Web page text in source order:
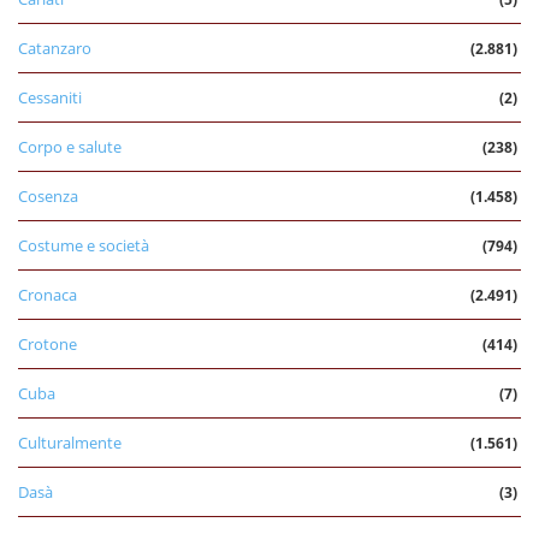
Catanzaro (2.881)
Cessaniti (2)
Corpo e salute (238)
Cosenza (1.458)
Costume e società (794)
Cronaca (2.491)
Crotone (414)
Cuba (7)
Culturalmente (1.561)
Dasà (3)